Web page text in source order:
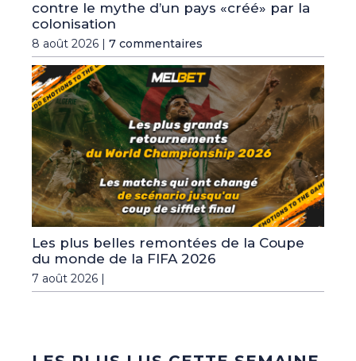
contre le mythe d’un pays «créé» par la
colonisation
8 août 2026 | 7 commentaires
Les plus belles remontées de la Coupe
du monde de la FIFA 2026
7 août 2026 |